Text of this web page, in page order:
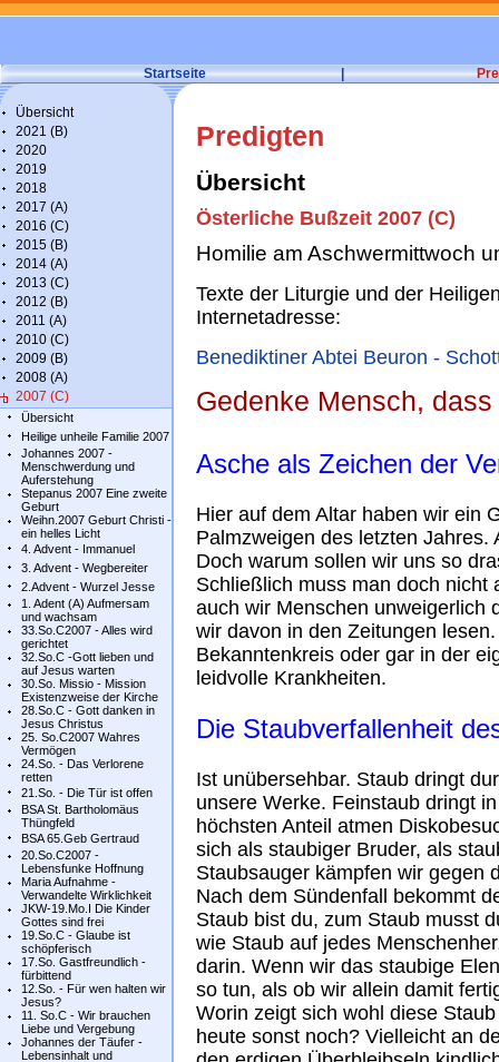
Startseite |
Übersicht
2021 (B)
2020
2019
2018
2017 (A)
2016 (C)
2015 (B)
2014 (A)
2013 (C)
2012 (B)
2011 (A)
2010 (C)
2009 (B)
2008 (A)
2007 (C)
Übersicht
Heilige unheile Familie 2007
Johannes 2007 -
Menschwerdung und
Auferstehung
Stepanus 2007 Eine zweite
Geburt
Weihn.2007 Geburt Christi -
ein helles Licht
4. Advent - Immanuel
3. Advent - Wegbereiter
2.Advent - Wurzel Jesse
1. Adent (A) Aufmersam
und wachsam
33.So.C2007 - Alles wird
gerichtet
32.So.C -Gott lieben und
auf Jesus warten
30.So. Missio - Mission
Existenzweise der Kirche
28.So.C - Gott danken in
Jesus Christus
25. So.C2007 Wahres
Vermögen
24.So. - Das Verlorene
retten
21.So. - Die Tür ist offen
BSA St. Bartholomäus
Thüngfeld
BSA 65.Geb Gertraud
20.So.C2007 -
Lebensfunke Hoffnung
Maria Aufnahme -
Verwandelte Wirklichkeit
JKW-19.Mo.I Die Kinder
Gottes sind frei
19.So.C - Glaube ist
schöpferisch
17.So. Gastfreundlich -
fürbittend
12.So. - Für wen halten wir
Jesus?
11. So.C - Wir brauchen
Liebe und Vergebung
Johannes der Täufer -
Lebensinhalt und
Predigten
Übersicht
Österliche Bußzeit 2007 (C)
Homilie am Aschwermittwoch
Texte der Liturgie und der
Internetadresse:
Benediktiner Abtei Beuron -
Gedenke Mensch,
Asche als Zeichen der
Hier auf dem Altar haben wir ein
Palmzweigen des letzten Jahres.
Doch warum sollen wir uns so
Schließlich muss man doch nicht
auch wir Menschen unweigerlich
wir davon in den Zeitungen
Bekanntenkreis oder gar in der
leidvolle Krankheiten.
Die Staubverfallenheit
Ist unübersehbar. Staub dringt
unsere Werke. Feinstaub dringt
höchsten Anteil atmen
sich als staubiger Bruder, als
Staubsauger kämpfen wir gegen
Nach dem Sündenfall bekommt
Staub bist du, zum Staub musst
wie Staub auf jedes
darin. Wenn wir das staubige
so tun, als ob wir allein damit
Worin zeigt sich wohl diese
heute sonst noch? Vielleicht an